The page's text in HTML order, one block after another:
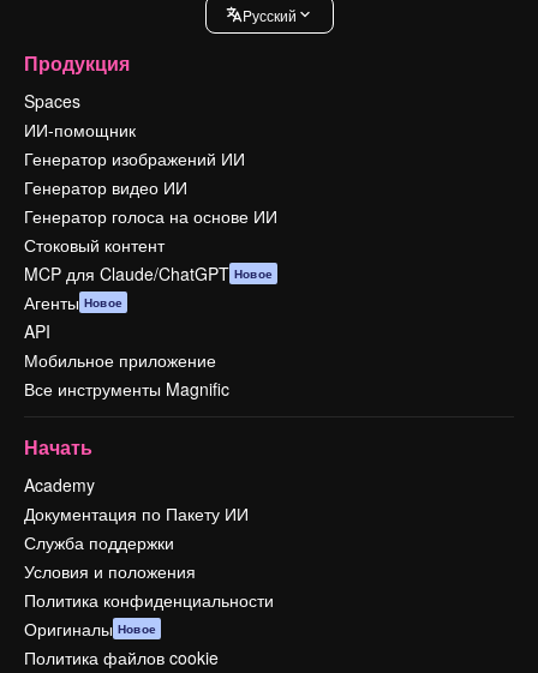
Pусский
Продукция
Spaces
ИИ-помощник
Генератор изображений ИИ
Генератор видео ИИ
Генератор голоса на основе ИИ
Стоковый контент
MCP для Claude/ChatGPT Новое
Агенты Новое
API
Мобильное приложение
Все инструменты Magnific
Начать
Academy
Документация по Пакету ИИ
Служба поддержки
Условия и положения
Политика конфиденциальности
Оригиналы Новое
Политика файлов cookie